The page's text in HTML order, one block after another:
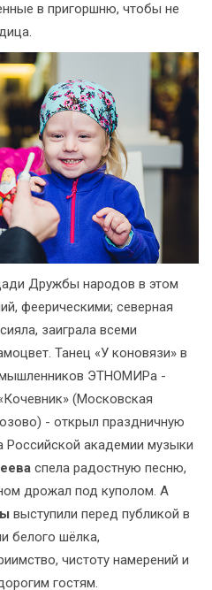
в пригоршню, чтобы не
Дружбы народов в этом
феерическими; северная
заиграла всеми
Танец «У коновязи» в
ЭТНОМИРа -
(Московская
- открыл праздничную
Российской академии музыки
спела радостную песню,
дрожал под куполом. А
выступили перед публикой в
белого шёлка,
чистоту намерений и
гостям.